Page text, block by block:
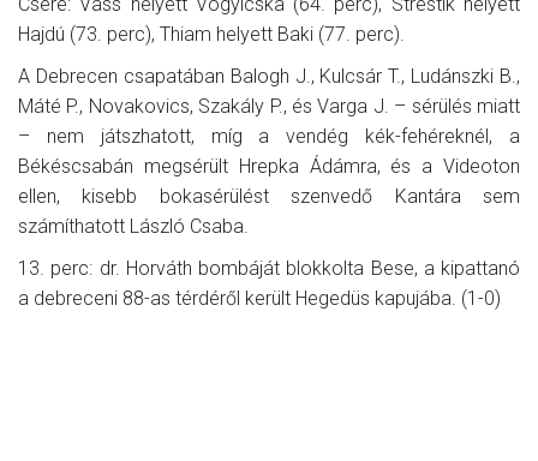
Hajdú (73. perc), Thiam helyett Baki (77. perc).
A Debrecen csapatában Balogh J., Kulcsár T., Ludánszki B.,
Máté P., Novakovics, Szakály P., és Varga J. – sérülés miatt
– nem játszhatott, míg a vendég kék-fehéreknél, a
Békéscsabán megsérült Hrepka Ádámra, és a Videoton
ellen, kisebb bokasérülést szenvedő Kantára sem
számíthatott László Csaba.
13. perc: dr. Horváth bombáját blokkolta Bese, a kipattanó
a debreceni 88-as térdéről került Hegedüs kapujába. (1-0)